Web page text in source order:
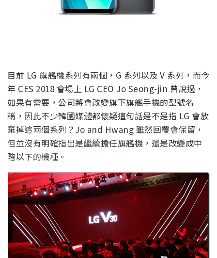
目前 LG 旗艦機系列有兩個，G 系列以及 V 系列，而今
年 CES 2018 會場上 LG CEO Jo Seong-jin 曾說過，
如果有需要，公司將會改變旗下旗艦手機的型號名
稱，因此不少韓國媒體都懷疑這句話是不是指 LG 會放
棄掉這兩個系列？Jo and Hwang 雖然回覆會保留，
但並沒有明確指出是繼續擔任旗艦機，還是改變成中
階以下的機種。